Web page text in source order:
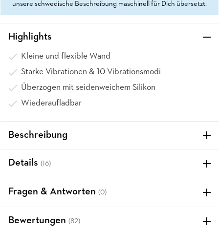
unsere schwedische Beschreibung maschinell für Dich übersetzt.
Highlights
Kleine und flexible Wand
Starke Vibrationen & 10 Vibrationsmodi
Überzogen mit seidenweichem Silikon
Wiederaufladbar
Beschreibung
Details (16)
Fragen & Antworten (0)
Bewertungen (82)